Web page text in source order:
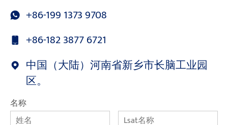
+86-199 1373 9708
+86-182 3877 6721
中国（大陆）河南省新乡市长脑工业园
区。
名称